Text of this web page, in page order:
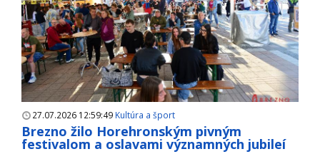
27.07.2026 12:59:49 Kultúra a šport
Brezno žilo Horehronským pivným
festivalom a oslavami významných jubileí